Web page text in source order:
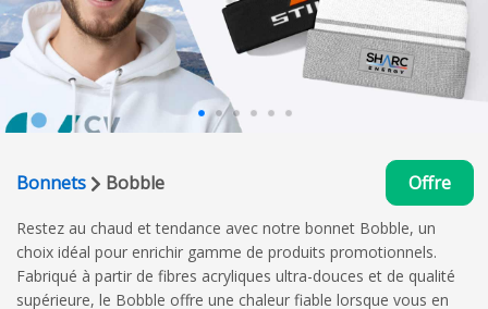
Bonnets Bobble Offre
Restez au chaud et tendance avec notre bonnet Bobble, un
choix idéal pour enrichir gamme de produits promotionnels.
Fabriqué à partir de fibres acryliques ultra-douces et de qualité
supérieure, le Bobble offre une chaleur fiable lorsque vous en